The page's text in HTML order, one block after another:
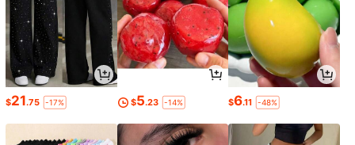
$21.75 -17% $5.23 -14% $6.11 -48%